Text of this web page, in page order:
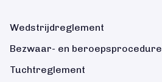
Wedstrijdreglement
Bezwaar- en beroepsprocedure
Tuchtreglement